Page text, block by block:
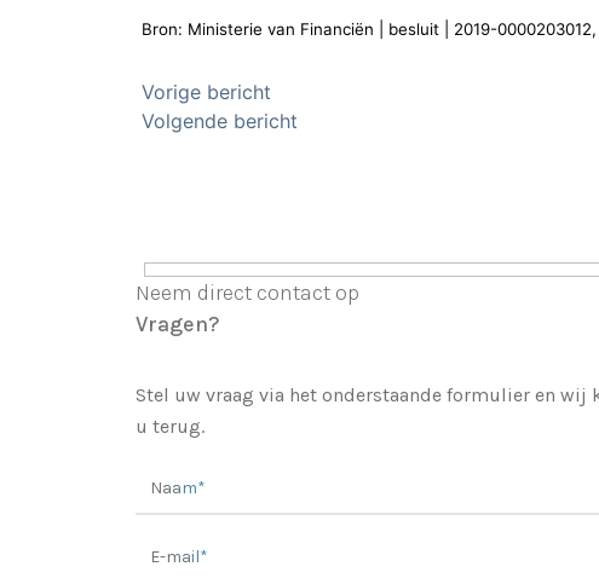
Bron: Ministerie van Financiën | besluit | 2019-
Bericht
navigatie
Vorige bericht
Volgende bericht
Neem direct contact op
Vragen?
Stel uw vraag via het onderstaande formulier en
u terug.